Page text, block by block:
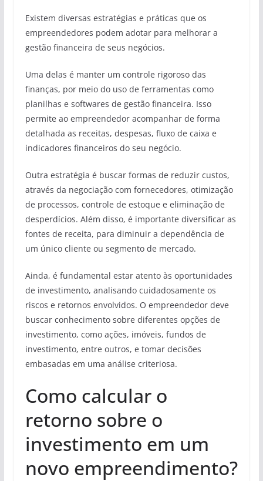
Existem diversas estratégias e práticas que os
empreendedores podem adotar para melhorar a
gestão financeira de seus negócios.
Uma delas é manter um controle rigoroso das
finanças, por meio do uso de ferramentas como
planilhas e softwares de gestão financeira. Isso
permite ao empreendedor acompanhar de forma
detalhada as receitas, despesas, fluxo de caixa e
indicadores financeiros do seu negócio.
Outra estratégia é buscar formas de reduzir custos,
através da negociação com fornecedores, otimização
de processos, controle de estoque e eliminação de
desperdícios. Além disso, é importante diversificar as
fontes de receita, para diminuir a dependência de
um único cliente ou segmento de mercado.
Ainda, é fundamental estar atento às oportunidades
de investimento, analisando cuidadosamente os
riscos e retornos envolvidos. O empreendedor deve
buscar conhecimento sobre diferentes opções de
investimento, como ações, imóveis, fundos de
investimento, entre outros, e tomar decisões
embasadas em uma análise criteriosa.
Como calcular o
retorno sobre o
investimento em um
novo empreendimento?